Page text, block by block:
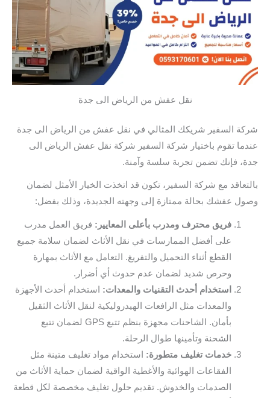
نقل عفش من الرياض الى جدة
شركة السفير شريكك المثالي في نقل عفش من الرياض الى جدة
عندما تقوم باختيار شركة السفير شركة نقل عفش الرياض الى
جدة، فإنك تضمن تجربة سلسة وآمنة.
بالتعاقد مع شركة السفير، تكون قد اتخذت الخيار الأمثل لضمان
وصول عفشك بحالة ممتازة إلى وجهته الجديدة، وذلك بفضل:
فريق محترف ومدرب بأعلى المعايير: فريق العمل مدرب
على أفضل الممارسات في نقل الأثاث لضمان سلامة جميع
القطع أثناء التحميل والتفريغ. التعامل مع الأثاث بمهارة
وحرص شديد لضمان عدم حدوث أي أضرار.
استخدام أحدث التقنيات والمعدات: استخدام أحدث الأجهزة
والمعدات مثل الرافعات الهيدروليكية لنقل الأثاث الثقيل
بأمان. الشاحنات مجهزة بنظم تتبع GPS لضمان تتبع
الشحنة وتأمينها طوال الرحلة.
خدمات تغليف متطورة: استخدام مواد تغليف متينة مثل
الفقاعات الهوائية والأغطية الواقية لضمان حماية الأثاث من
الصدمات والخدوش. تقديم حلول تغليف مخصصة لكل قطعة